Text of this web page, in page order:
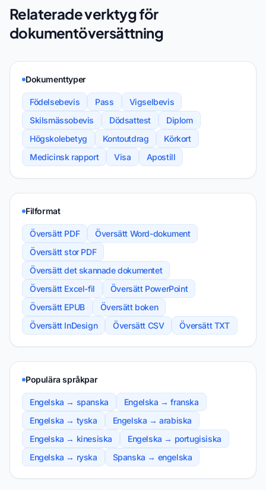
Relaterade verktyg för
dokumentöversättning
Dokumenttyper
Födelsebevis Pass
Vigselbevis
Skilsmässobevis
Dödsattest
Diplom
Högskolebetyg
Kontoutdrag
Körkort
Medicinsk rapport
Visa Apostill
Filformat
Översätt PDF
Översätt Word-dokument
Översätt stor PDF
Översätt det skannade dokumentet
Översätt Excel-fil
Översätt PowerPoint
Översätt EPUB
Översätt boken
Översätt InDesign
Översätt CSV Översätt TXT
Populära språkpar
Engelska → spanska
Engelska → franska
Engelska → tyska
Engelska → arabiska
Engelska → kinesiska
Engelska → portugisiska
Engelska → ryska
Spanska → engelska